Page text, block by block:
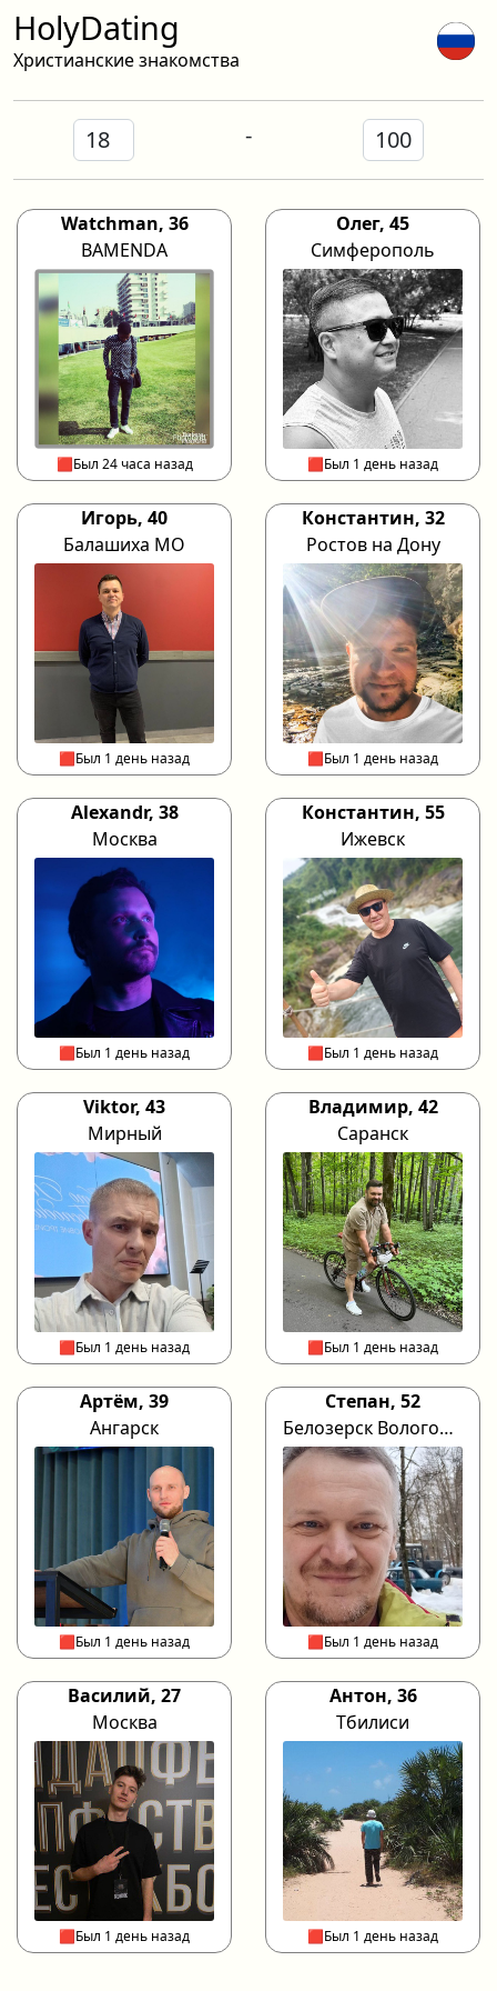
HolyDating
Христианские знакомства
-
Watchman, 36
BAMENDA
🟥Был 24 часа назад
Олег, 45
Симферополь
🟥Был 1 день назад
Игорь, 40
Балашиха МО
🟥Был 1 день назад
Константин, 32
Ростов на Дону
🟥Был 1 день назад
Alexandr, 38
Москва
🟥Был 1 день назад
Константин, 55
Ижевск
🟥Был 1 день назад
Viktor, 43
Мирный
🟥Был 1 день назад
Владимир, 42
Саранск
🟥Был 1 день назад
Артём, 39
Ангарск
🟥Был 1 день назад
Степан, 52
Белозерск Вологодская обл
🟥Был 1 день назад
Василий, 27
Москва
🟥Был 1 день назад
Антон, 36
Тбилиси
🟥Был 1 день назад